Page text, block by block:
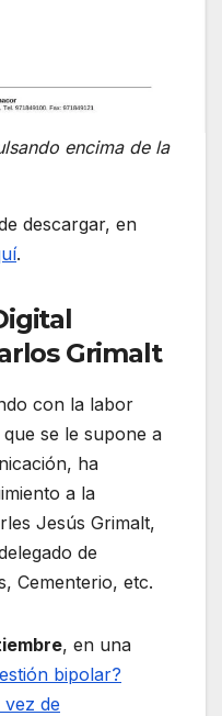
encima de la
descargar, en
.
Grimalt
con la labor
se le supone a
ha
a la
Jesús Grimalt,
de
Cementerio, etc.
, en una
bipolar?
de